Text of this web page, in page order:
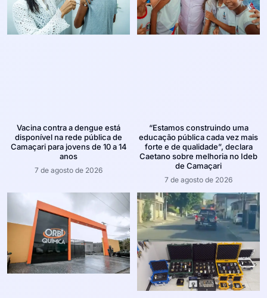
Vacina contra a dengue está
disponível na rede pública de
Camaçari para jovens de 10 a 14
anos
7 de agosto de 2026
“Estamos construindo uma
educação pública cada vez mais
forte e de qualidade”, declara
Caetano sobre melhoria no Ideb
de Camaçari
7 de agosto de 2026